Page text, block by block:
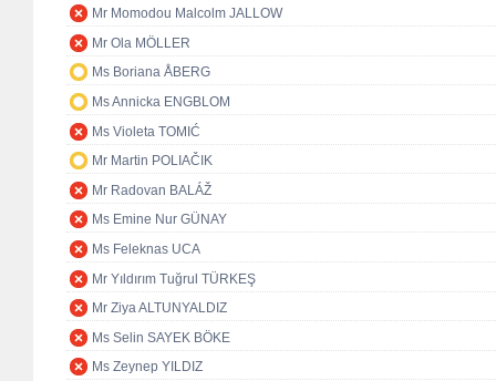
Mr Momodou Malcolm JALLOW
Mr Ola MÖLLER
Ms Boriana ÅBERG
Ms Annicka ENGBLOM
Ms Violeta TOMIĆ
Mr Martin POLIAČIK
Mr Radovan BALÁŽ
Ms Emine Nur GÜNAY
Ms Feleknas UCA
Mr Yıldırım Tuğrul TÜRKEŞ
Mr Ziya ALTUNYALDIZ
Ms Selin SAYEK BÖKE
Ms Zeynep YILDIZ